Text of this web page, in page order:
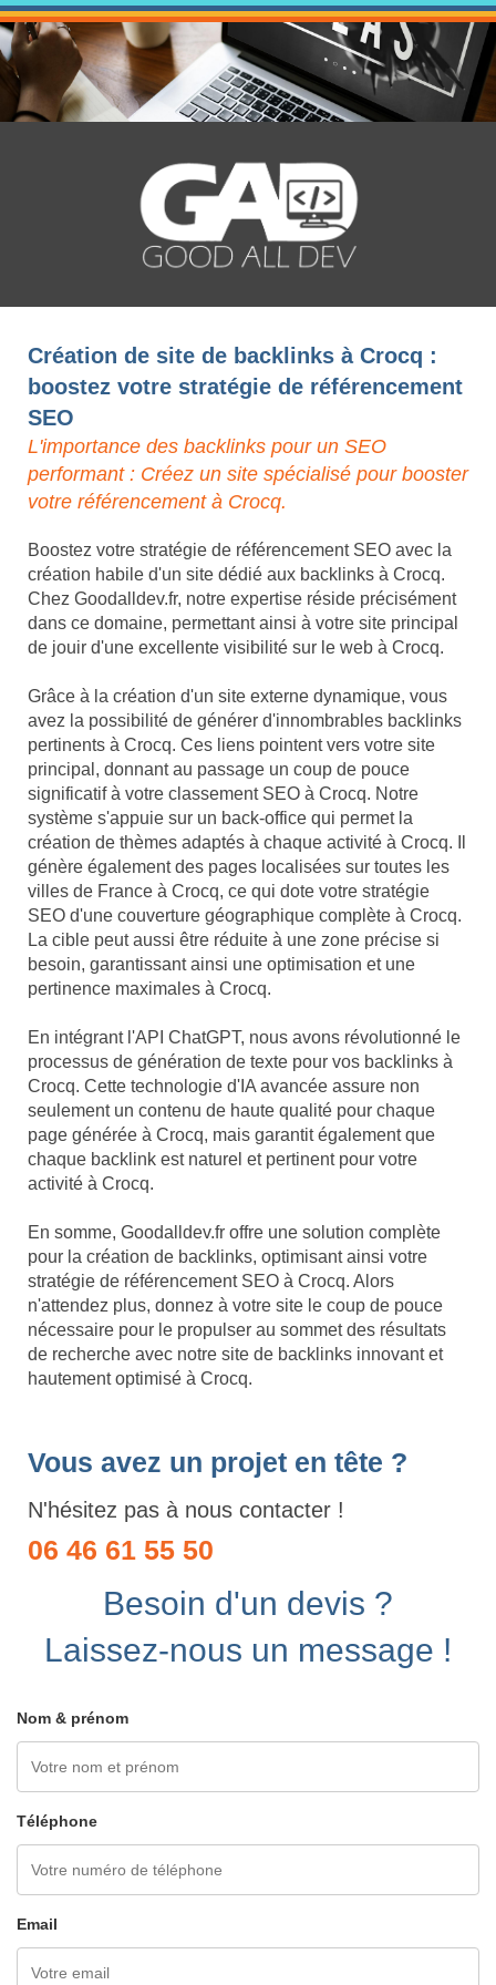
Création de site de backlinks à Crocq :
boostez votre stratégie de référencement
SEO
L'importance des backlinks pour un SEO
performant : Créez un site spécialisé pour booster
votre référencement à Crocq.
Boostez votre stratégie de référencement SEO avec la
création habile d'un site dédié aux backlinks à Crocq.
Chez Goodalldev.fr, notre expertise réside précisément
dans ce domaine, permettant ainsi à votre site principal
de jouir d'une excellente visibilité sur le web à Crocq.
Grâce à la création d'un site externe dynamique, vous
avez la possibilité de générer d'innombrables backlinks
pertinents à Crocq. Ces liens pointent vers votre site
principal, donnant au passage un coup de pouce
significatif à votre classement SEO à Crocq. Notre
système s'appuie sur un back-office qui permet la
création de thèmes adaptés à chaque activité à Crocq. Il
génère également des pages localisées sur toutes les
villes de France à Crocq, ce qui dote votre stratégie
SEO d'une couverture géographique complète à Crocq.
La cible peut aussi être réduite à une zone précise si
besoin, garantissant ainsi une optimisation et une
pertinence maximales à Crocq.
En intégrant l'API ChatGPT, nous avons révolutionné le
processus de génération de texte pour vos backlinks à
Crocq. Cette technologie d'IA avancée assure non
seulement un contenu de haute qualité pour chaque
page générée à Crocq, mais garantit également que
chaque backlink est naturel et pertinent pour votre
activité à Crocq.
En somme, Goodalldev.fr offre une solution complète
pour la création de backlinks, optimisant ainsi votre
stratégie de référencement SEO à Crocq. Alors
n'attendez plus, donnez à votre site le coup de pouce
nécessaire pour le propulser au sommet des résultats
de recherche avec notre site de backlinks innovant et
hautement optimisé à Crocq.
Vous avez un projet en tête ?
N'hésitez pas à nous contacter !
06 46 61 55 50
Besoin d'un devis ?
Laissez-nous un message !
Nom & prénom
Téléphone
Email